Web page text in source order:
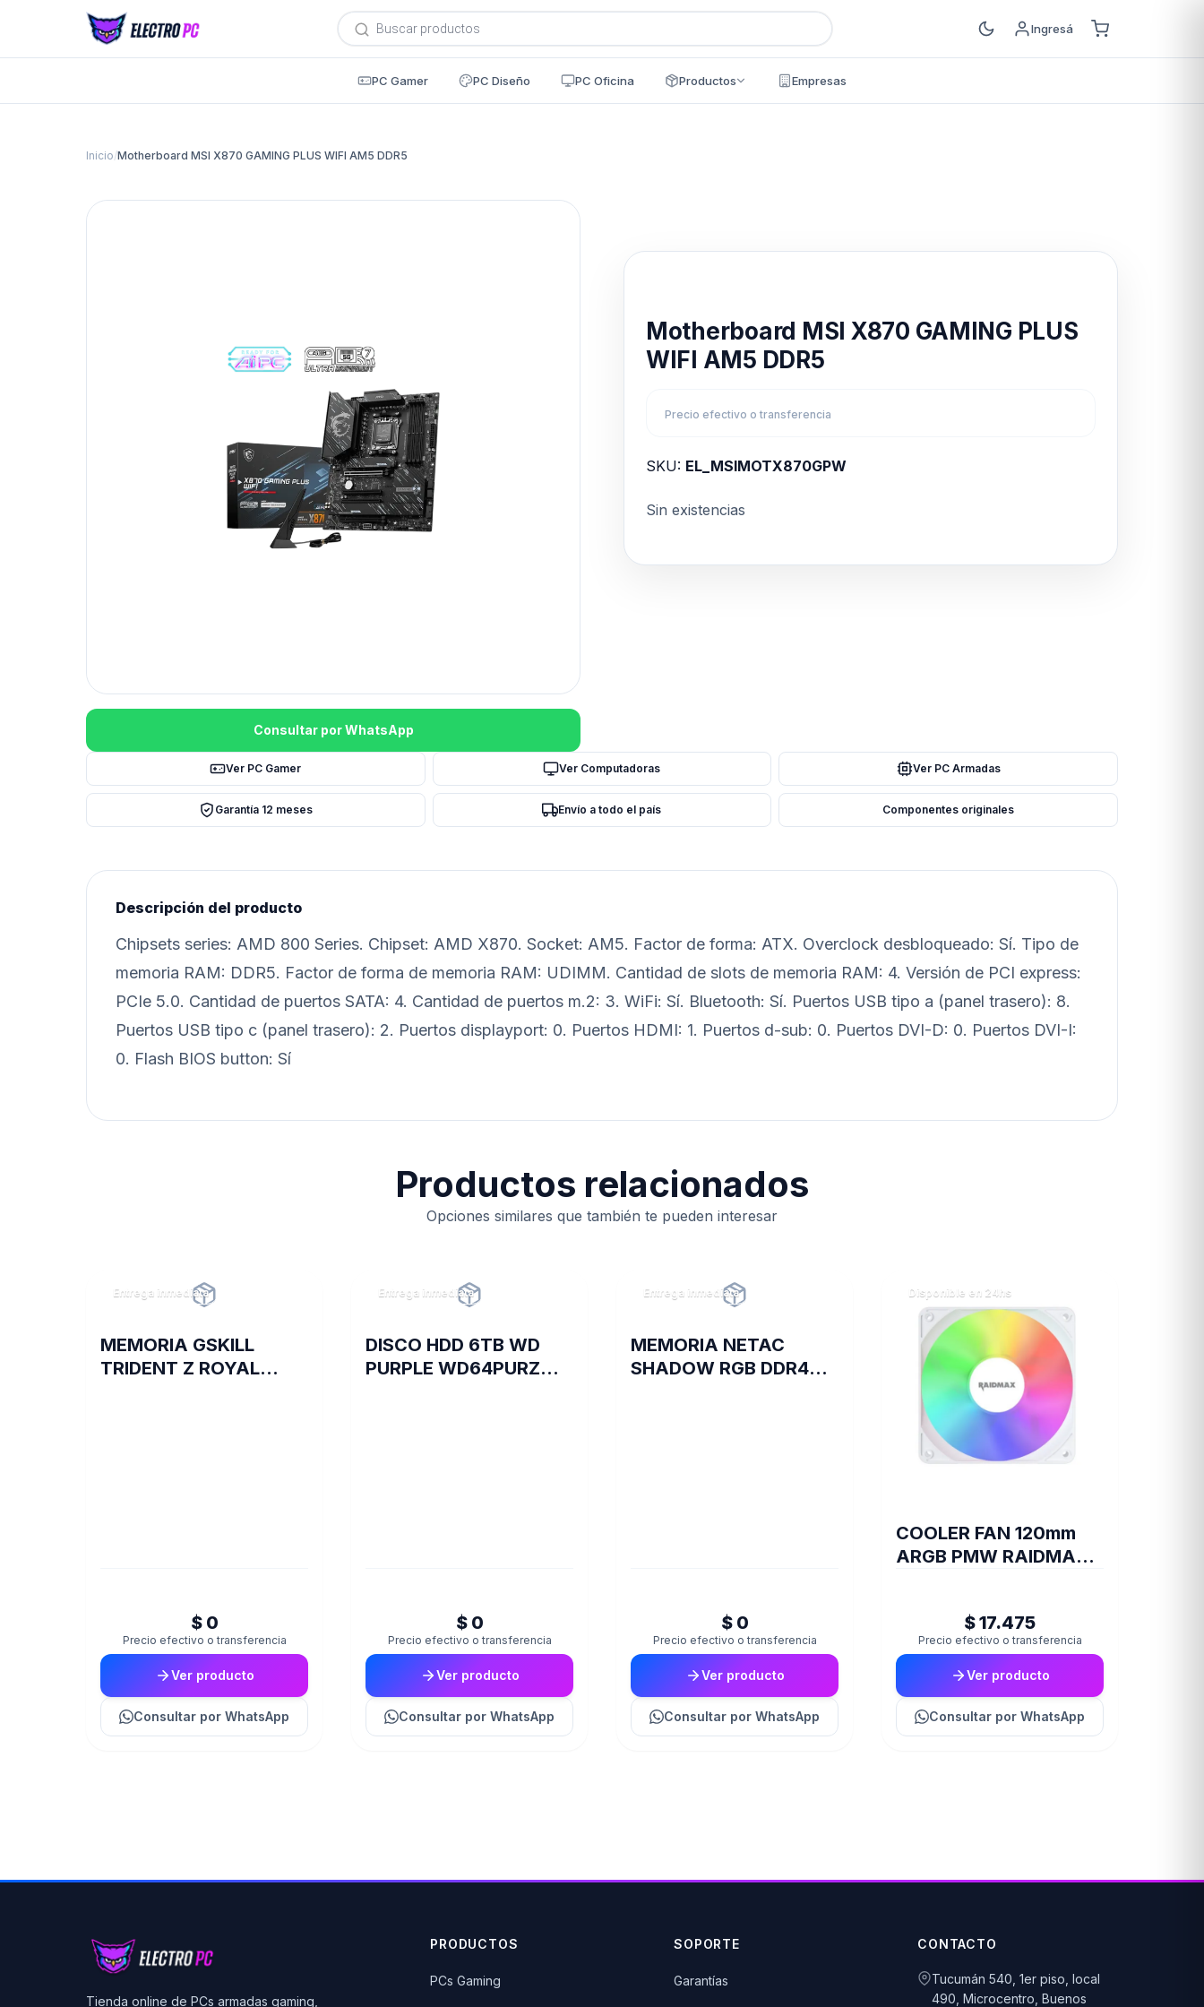
Búsqueda
de
productos
Ingresá
PC Gamer PC Diseño PC Oficina Productos Empresas
Inicio/Motherboard MSI X870 GAMING PLUS WIFI AM5 DDR5
Consultar por WhatsApp
Motherboard MSI X870 GAMING PLUS
WIFI AM5 DDR5
Precio efectivo o transferencia
SKU: EL_MSIMOTX870GPW
Sin existencias
Ver PC Gamer Ver Computadoras Ver PC Armadas
Garantía 12 meses Envío a todo el país Componentes originales
Descripción del producto
Chipsets series: AMD 800 Series. Chipset: AMD X870. Socket: AM5. Factor de forma: ATX. Overclock desbloqueado: Sí. Tipo de
memoria RAM: DDR5. Factor de forma de memoria RAM: UDIMM. Cantidad de slots de memoria RAM: 4. Versión de PCI express:
PCIe 5.0. Cantidad de puertos SATA: 4. Cantidad de puertos m.2: 3. WiFi: Sí. Bluetooth: Sí. Puertos USB tipo a (panel trasero): 8.
Puertos USB tipo c (panel trasero): 2. Puertos displayport: 0. Puertos HDMI: 1. Puertos d-sub: 0. Puertos DVI-D: 0. Puertos DVI-I:
0. Flash BIOS button: Sí
Productos relacionados
Opciones similares que también te pueden interesar
Entrega inmediata
MEMORIA GSKILL
TRIDENT Z ROYAL
$ 0
Precio efectivo o transferencia
Ver producto
Consultar por WhatsApp
Entrega inmediata
DISCO HDD 6TB WD
PURPLE WD64PURZ
$ 0
Precio efectivo o transferencia
Ver producto
Consultar por WhatsApp
Entrega inmediata
MEMORIA NETAC
SHADOW RGB DDR4
$ 0
Precio efectivo o transferencia
Ver producto
Consultar por WhatsApp
Disponible en 24hs
COOLER FAN 120mm
ARGB PMW RAIDMAX
$ 17.475
Precio efectivo o transferencia
Ver producto
Consultar por WhatsApp
Tienda online de PCs armadas gaming,
PRODUCTOS
PCs Gaming
SOPORTE
Garantías
CONTACTO
Tucumán 540, 1er piso, local
490, Microcentro, Buenos